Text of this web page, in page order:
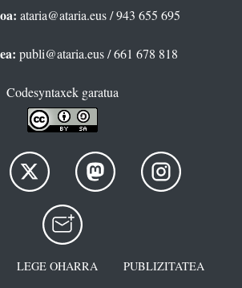
ataria@ataria.eus/ 943 655 695
publi@ataria.eus/ 661 678 818
Codesyntaxek garatua
LEGE OHARRA
PUBLIZITATEA